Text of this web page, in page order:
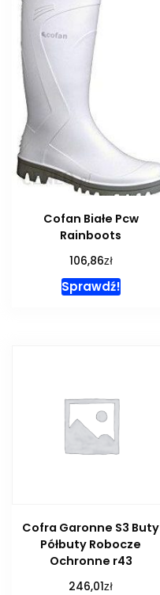
Cofan Białe Pcw
Rainboots
106,86zł
Sprawdź!
Cofra Garonne S3 Buty
Półbuty Robocze
Ochronne r43
246,01zł